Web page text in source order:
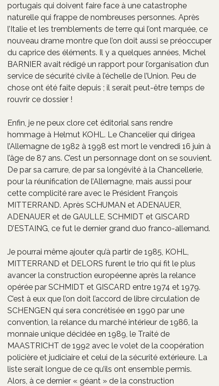
portugais qui doivent faire face à une catastrophe
naturelle qui frappe de nombreuses personnes. Après
l’Italie et les tremblements de terre qui l’ont marquée, ce
nouveau drame montre que l’on doit aussi se préoccuper
du caprice des éléments. Il y a quelques années, Michel
BARNIER avait rédigé un rapport pour l’organisation d’un
service de sécurité civile à l’échelle de l’Union. Peu de
chose ont été faite depuis ; il serait peut-être temps de
rouvrir ce dossier !
Enfin, je ne peux clore cet éditorial sans rendre
hommage à Helmut KOHL. Le Chancelier qui dirigea
l’Allemagne de 1982 à 1998 est mort le vendredi 16 juin à
l’âge de 87 ans. C’est un personnage dont on se souvient.
De par sa carrure, de par sa longévité à la Chancellerie,
pour la réunification de l’Allemagne, mais aussi pour
cette complicité rare avec le Président François
MITTERRAND. Après SCHUMAN et ADENAUER,
ADENAUER et de GAULLE, SCHMIDT et GISCARD
D’ESTAING, ce fut le dernier grand duo franco-allemand.
Je pourrai même ajouter qu’à partir de 1985, KOHL,
MITTERRAND et DELORS furent le trio qui fit le plus
avancer la construction européenne après la relance
opérée par SCHMIDT et GISCARD entre 1974 et 1979.
C’est à eux que l’on doit l’accord de libre circulation de
SCHENGEN qui sera concrétisée en 1990 par une
convention, la relance du marché intérieur de 1986, la
monnaie unique décidée en 1989, le Traité de
MAASTRICHT de 1992 avec le volet de la coopération
policière et judiciaire et celui de la sécurité extérieure. La
liste serait longue de ce qu’ils ont ensemble permis.
Alors, à ce dernier « géant » de la construction